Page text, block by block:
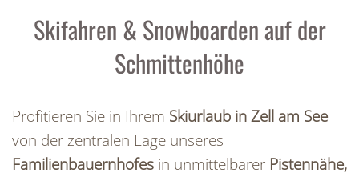
Skifahren & Snowboarden auf der
Schmittenhöhe
Profitieren Sie in Ihrem Skiurlaub in Zell am See
von der zentralen Lage unseres
Familienbauernhofes in unmittelbarer Pistennähe,